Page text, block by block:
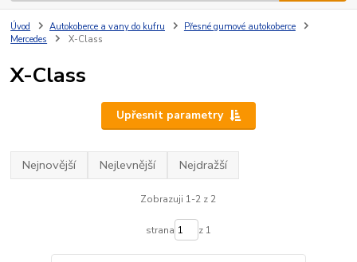
Úvod Autokoberce a vany do kufru
Přesné gumové autokoberce
Mercedes
X-Class
X-Class
Upřesnit parametry
Nejnovější Nejlevnější Nejdražší
Zobrazuji 1-2 z 2
strana z 1